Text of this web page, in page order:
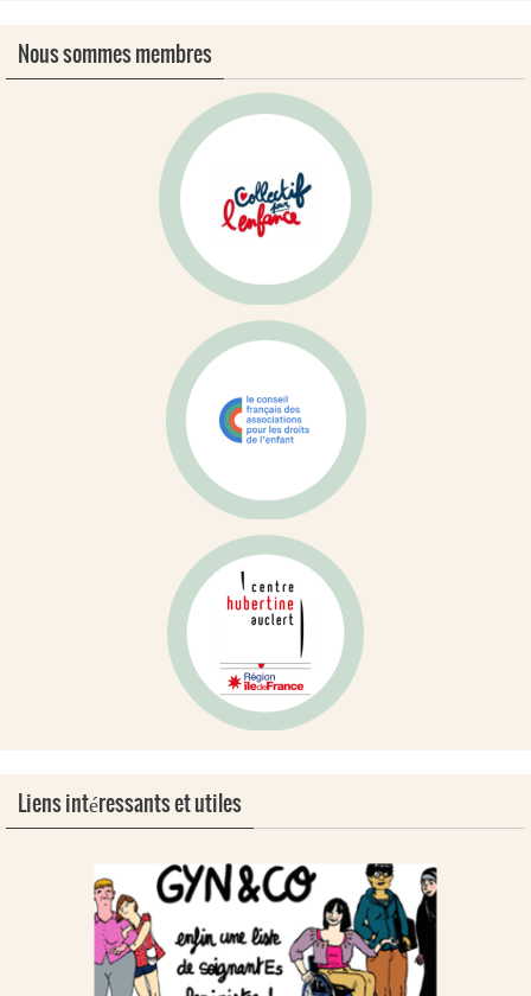
Nous sommes membres
Liens intéressants et utiles